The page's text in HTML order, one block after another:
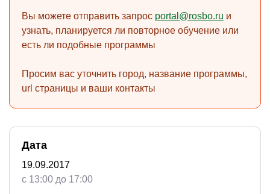
Вы можете отправить запрос portal@rosbo.ru и
узнать, планируется ли повторное обучение или
есть ли подобные программы
Просим вас уточнить город, название программы,
url страницы и ваши контакты
Дата
19.09.2017
с 13:00 до 17:00